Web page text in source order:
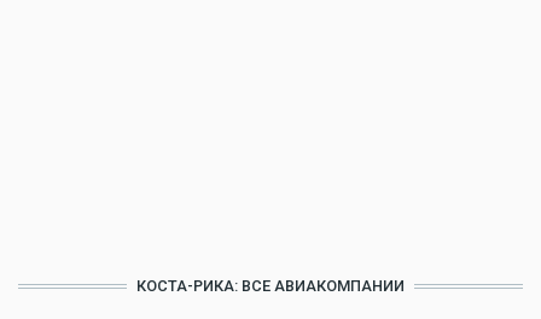
КОСТА-РИКА: ВСЕ АВИАКОМПАНИИ